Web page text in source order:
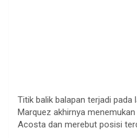
Titik balik balapan terjadi pada
Marquez akhirnya
Acosta dan merebut posisi